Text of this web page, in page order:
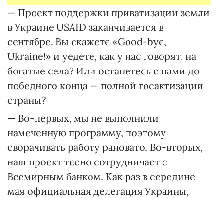
— Проект поддержки приватизации земли
в Украине USAID заканчивается в
сентябре. Вы скажете «Good-bye,
Ukraine!» и уедете, как у нас говорят, на
богатые села? Или останетесь с нами до
победного конца — полной госактизации
страны?
— Во-первых, мы не выполнили
намеченную программу, поэтому
сворачивать работу рановато. Во-вторых,
наш проект тесно сотрудничает с
Всемирным банком. Как раз в середине
мая официальная делегация Украины,